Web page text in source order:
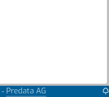
- Predata AG